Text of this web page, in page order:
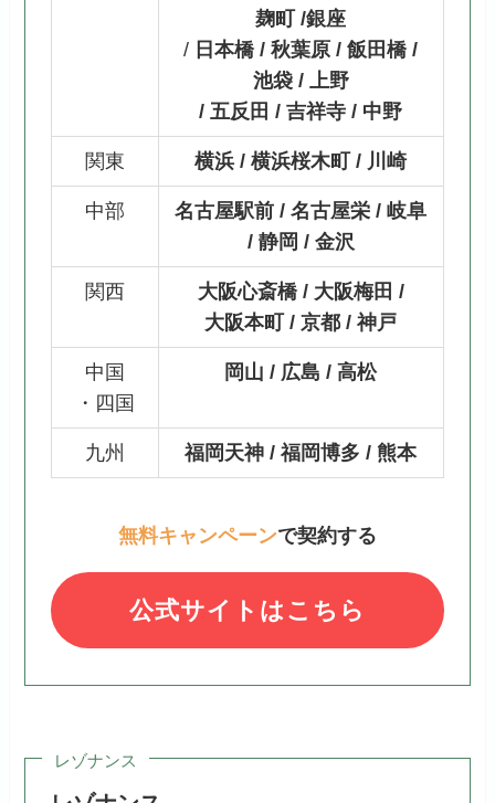
麹町 /銀座
/ 日本橋 / 秋葉原 / 飯田橋 /
池袋 / 上野
/ 五反田 / 吉祥寺 / 中野
関東 横浜 / 横浜桜木町 / 川崎
中部
名古屋駅前 / 名古屋栄 / 岐阜
/ 静岡 / 金沢
関西
大阪心斎橋 / 大阪梅田 /
大阪本町 / 京都 / 神戸
中国
・四国
岡山 / 広島 / 高松
九州 福岡天神 / 福岡博多 / 熊本
無料キャンペーンで契約する
公式サイトはこちら
レゾナンス